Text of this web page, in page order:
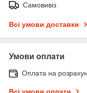
Самовивіз
Всі умови доставки
Умови оплати
Оплата на
Всі умови оплати